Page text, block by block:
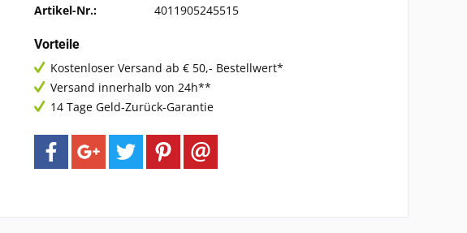
Artikel-Nr.: 4011905245515
Vorteile
Kostenloser Versand ab € 50,- Bestellwert*
Versand innerhalb von 24h**
14 Tage Geld-Zurück-Garantie